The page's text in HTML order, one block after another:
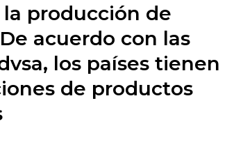
la producción de
acuerdo con las
los países tienen
de productos